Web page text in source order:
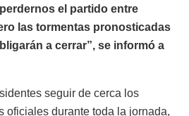
el partido entre
las tormentas pronosticadas
a cerrar”, se informó a
seguir de cerca los
oficiales durante toda la jornada,